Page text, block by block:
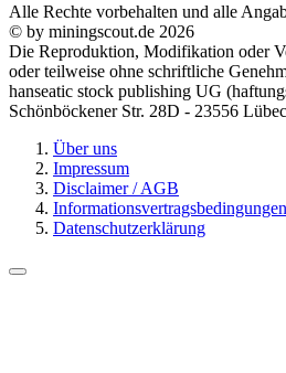
Alle Rechte vorbehalten und alle
© by miningscout.de 2026
Die Reproduktion, Modifikation oder
oder teilweise ohne schriftliche
hanseatic stock publishing UG
Schönböckener Str. 28D - 23556
Über uns
Impressum
Disclaimer / AGB
Informationsvertragsbedingungen
Datenschutzerklärung